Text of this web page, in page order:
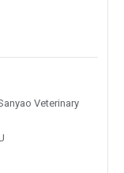
Veterinary